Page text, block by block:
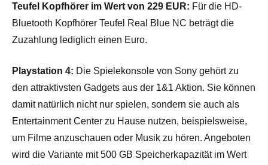
Teufel Kopfhörer im Wert von 229 EUR: Für die HD-
Bluetooth Kopfhörer Teufel Real Blue NC beträgt die
Zuzahlung lediglich einen Euro.
Playstation 4: Die Spielekonsole von Sony gehört zu
den attraktivsten Gadgets aus der 1&1 Aktion. Sie können
damit natürlich nicht nur spielen, sondern sie auch als
Entertainment Center zu Hause nutzen, beispielsweise,
um Filme anzuschauen oder Musik zu hören. Angeboten
wird die Variante mit 500 GB Speicherkapazität im Wert